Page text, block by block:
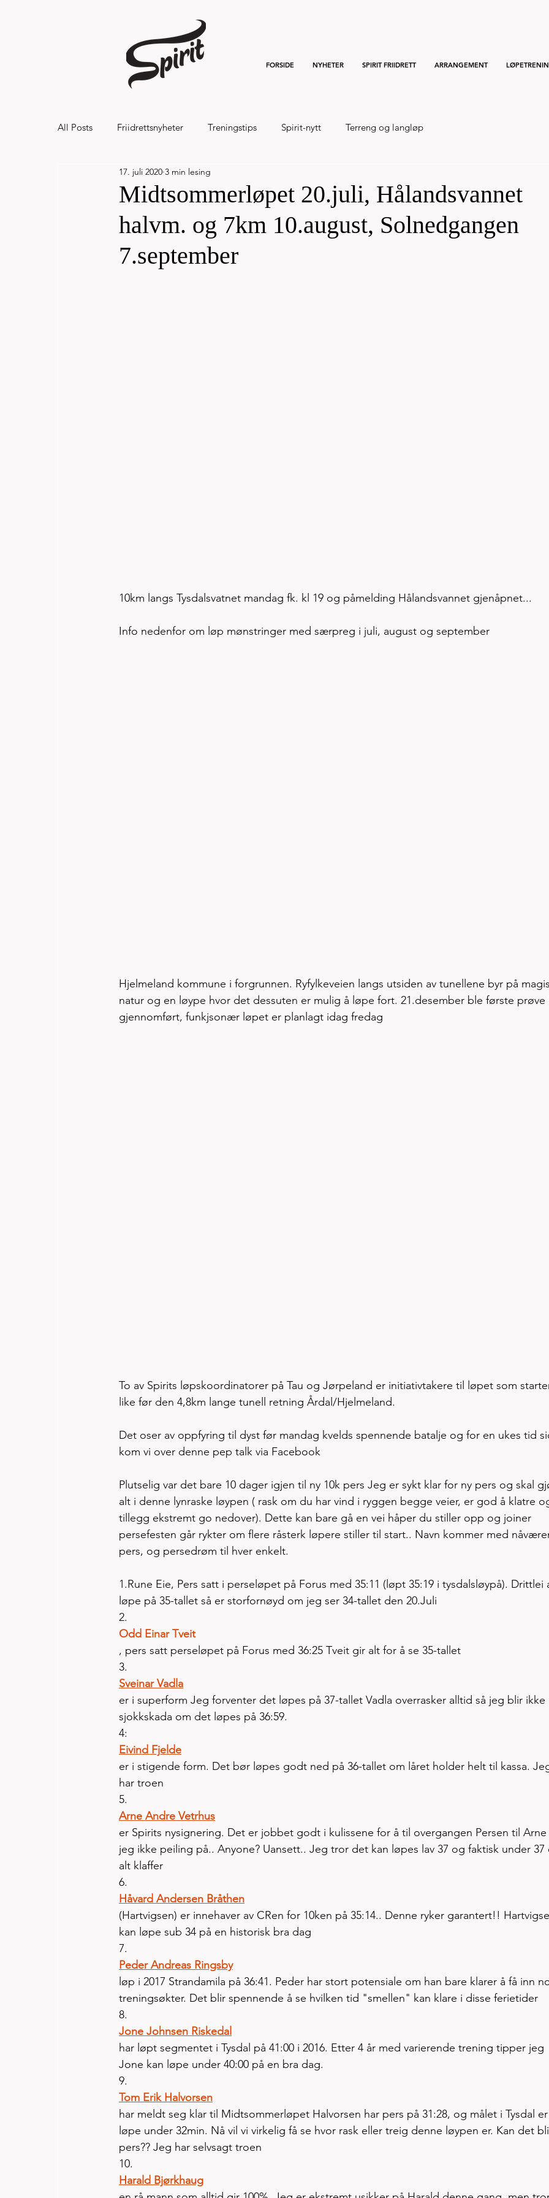
FORSIDE NYHETER SPIRIT FRIIDRETT ARRANGEMENT
All Posts Friidrettsnyheter Treningstips Spirit-nytt Terreng og langløp
Hålandsvannet halvmaraton og 7km 20
Midtsommerløpet 20.juli, Hålandsvannet
halvm. og 7km 10.august, Solnedgangen
7.september
17. juli 2020 3 min lesing
10km langs Tysdalsvatnet mandag fk. kl 19 og påmelding Hålandsvannet gjenåpnet...
Info nedenfor om løp mønstringer med særpreg i juli, august og september
Hjelmeland kommune i forgrunnen. Ryfylkeveien langs utsiden av tunellene byr på
natur og en løype hvor det dessuten er mulig å løpe fort. 21.desember ble første prøve
gjennomført, funkjsonær løpet er planlagt idag fredag
To av Spirits løpskoordinatorer på Tau og Jørpeland er initiativtakere til løpet som
like før den 4,8km lange tunell retning Årdal/Hjelmeland.
Det oser av oppfyring til dyst før mandag kvelds spennende batalje og for en ukes tid
kom vi over denne pep talk via Facebook
Plutselig var det bare 10 dager igjen til ny 10k pers Jeg er sykt klar for ny pers og skal
alt i denne lynraske løypen ( rask om du har vind i ryggen begge veier, er god å klatre
tillegg ekstremt go nedover). Dette kan bare gå en vei håper du stiller opp og joiner
persefesten går rykter om flere råsterk løpere stiller til start.. Navn kommer med
pers, og persedrøm til hver enkelt.
1.Rune Eie, Pers satt i perseløpet på Forus med 35:11 (løpt 35:19 i tysdalsløypå). Drittlei
løpe på 35-tallet så er storfornøyd om jeg ser 34-tallet den 20.Juli
2.
Odd Einar Tveit
, pers satt perseløpet på Forus med 36:25 Tveit gir alt for å se 35-tallet
3.
Sveinar Vadla
er i superform Jeg forventer det løpes på 37-tallet Vadla overrasker alltid så jeg blir ikke
sjokkskada om det løpes på 36:59.
4:
Eivind Fjelde
er i stigende form. Det bør løpes godt ned på 36-tallet om låret holder helt til kassa.
har troen
5.
Arne Andre Vetrhus
er Spirits nysignering. Det er jobbet godt i kulissene for å til overgangen Persen til Arne
jeg ikke peiling på.. Anyone? Uansett.. Jeg tror det kan løpes lav 37 og faktisk under 37
alt klaffer
6.
Håvard Andersen Bråthen
(Hartvigsen) er innehaver av CRen for 10ken på 35:14.. Denne ryker garantert!!
kan løpe sub 34 på en historisk bra dag
7.
Peder Andreas Ringsby
løp i 2017 Strandamila på 36:41. Peder har stort potensiale om han bare klarer å få inn
treningsøkter. Det blir spennende å se hvilken tid "smellen" kan klare i disse ferietider
8.
Jone Johnsen Riskedal
har løpt segmentet i Tysdal på 41:00 i 2016. Etter 4 år med varierende trening tipper jeg
Jone kan løpe under 40:00 på en bra dag.
9.
Tom Erik Halvorsen
har meldt seg klar til Midtsommerløpet Halvorsen har pers på 31:28, og målet i Tysdal er
løpe under 32min. Nå vil vi virkelig få se hvor rask eller treig denne løypen er. Kan det
pers?? Jeg har selvsagt troen
10.
Harald Bjørkhaug